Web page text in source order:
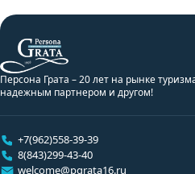
Персона Грата – 20 лет на рынке
надежным партнером и другом!
+7(962)558-39-39
8(843)299-43-40
welcome@pgrata16.ru